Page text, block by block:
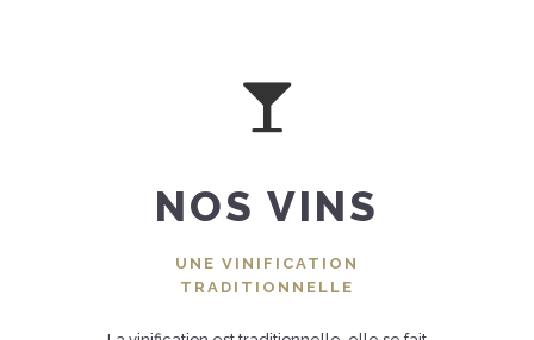
NOS VINS
UNE VINIFICATION
TRADITIONNELLE